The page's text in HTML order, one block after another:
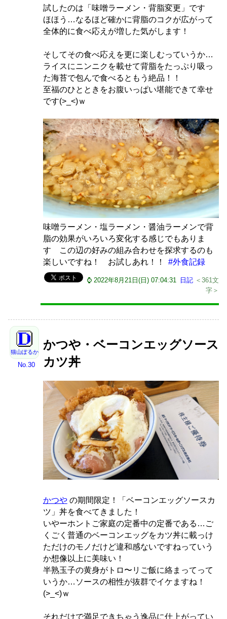
試したのは「味噌ラーメン・背脂変更」です
ほほう…なるほど確かに背脂のコクが広がって
全体的に食べ応えが増した気がします！
そしてその食べ応えを更に楽しむっていうか…
ライスにニンニクを載せて背脂をたっぷり吸っ
た海苔で包んで食べるともう絶品！！
至福のひとときをお腹いっぱい堪能できて幸せ
です(>_<)ｗ
味噌ラーメン・塩ラーメン・醤油ラーメンで背
脂の効果がいろいろ変化する感じでもありま
す この辺の好みの組み合わせを探求するのも
楽しいですね！ お試しあれ！！
#外食記録
⌚ 2022年8月21日(日) 07:04:31 日記 ＜361文
字＞
猫山ぽるか
No.30
かつや・ベーコンエッグソース
カツ丼
かつやの期間限定！「ベーコンエッグソースカ
ツ」丼を食べてきました！
いやーホントご家庭の定番中の定番である…ご
くごく普通のベーコンエッグをカツ丼に載っけ
ただけのモノだけど違和感ないですねっていう
か想像以上に美味い！
半熟玉子の黄身がトロ〜リご飯に絡まってって
いうか…ソースの相性が抜群でイケますね！
(>_<)ｗ
それだけで満足できちゃう逸品に仕上がってい